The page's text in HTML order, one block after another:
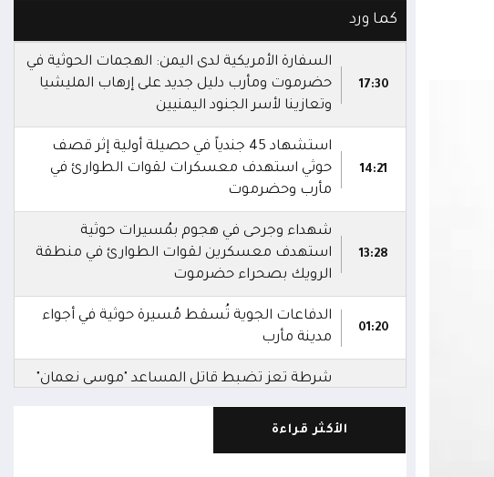
كما ورد
17:30
السفارة الأمريكية لدى اليمن: الهجمات الحوثية في
حضرموت ومأرب دليل جديد على إرهاب المليشيا
وتعازينا لأسر الجنود اليمنيين
14:21
استشهاد 45 جندياً في حصيلة أولية إثر قصف
حوثي استهدف معسكرات لقوات الطوارئ في
مأرب وحضرموت
13:28
شهداء وجرحى في هجوم بمُسيرات حوثية
استهدف معسكرين لقوات الطوارئ في منطقة
الرويك بصحراء حضرموت
01:20
الدفاعات الجوية تُسقط مُسيرة حوثية في أجواء
مدينة مأرب
شرطة تعز تضبط قاتل المساعد "موسى نعمان"
ارتكابه الجريمة.. وتؤكد استكمال الإجراءات لإحالته
الأكثر قراءة